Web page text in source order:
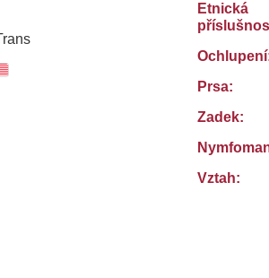
Etnická
Prsa:
Zadek:
Vztah: